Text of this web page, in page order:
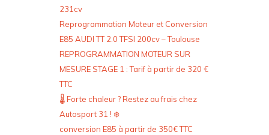
231cv
Reprogrammation Moteur et Conversion
E85 AUDI TT 2.0 TFSI 200cv – Toulouse
REPROGRAMMATION MOTEUR SUR
MESURE STAGE 1 : Tarif à partir de 320 €
TTC
🌡️ Forte chaleur ? Restez au frais chez
Autosport 31 ! ❄️
conversion E85 à partir de 350€ TTC